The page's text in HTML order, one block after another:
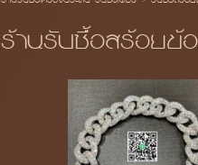
ร้านรับซื้อสร้อยข้